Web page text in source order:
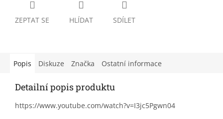
ZEPTAT SE HLÍDAT SDÍLET
Popis Diskuze Značka Ostatní informace
Detailní popis produktu
https://www.youtube.com/watch?v=I3jc5Pgwn04